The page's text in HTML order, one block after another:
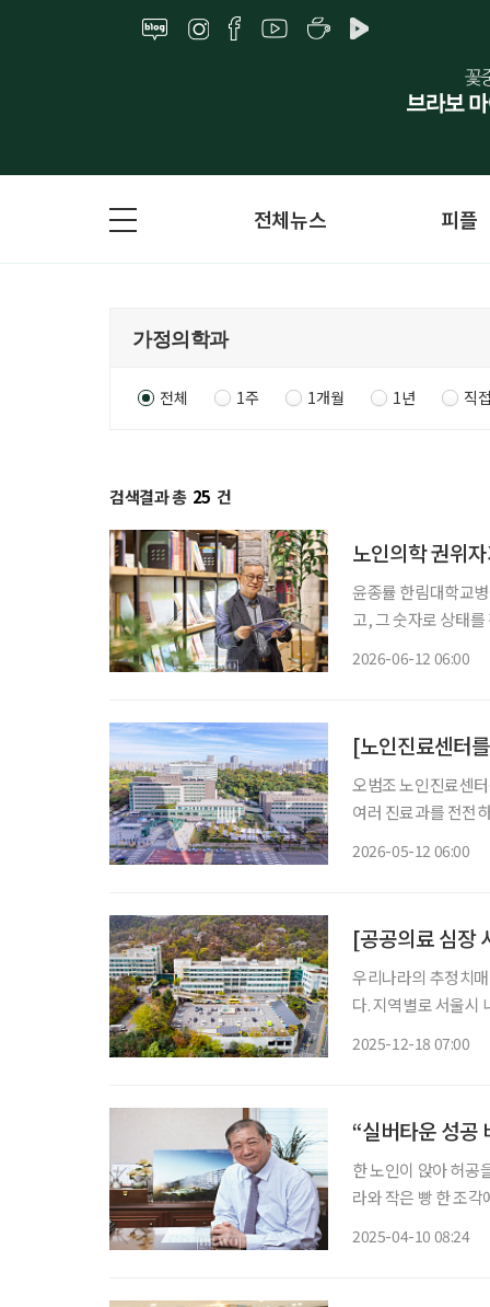
전체뉴스 피플
전체 1주 1개월 1년 직
검색결과 총 25 건
노인의학 권위
윤종률 한림대학교병원 명예
고, 그 숫자로 상태
2026-06-12 06:00
[노인진료센터
오범조 노인진료센터센터장· 서민정 교수
여러 진료과를 전전
2026-05-12 06:00
[공공의료 심장
우리나라의 추정치
다. 지역별로 서울시
2025-12-18 07:00
“실버타운 성공
한 노인이 앉아 허공
라와 작은 빵 한 조
2025-04-10 08:24